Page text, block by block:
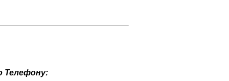
Телефону: